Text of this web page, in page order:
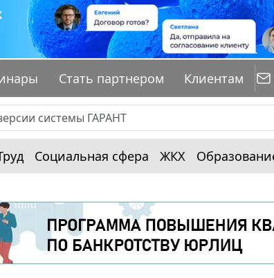
Стать партнером Клиентам
Социальная сфера ЖКХ